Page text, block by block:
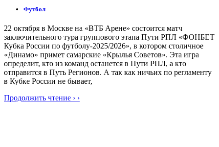
Футбол
22 октября в Москве на «ВТБ Арене» состоится матч
заключительного тура группового этапа Пути РПЛ «ФОНБЕТ
Кубка России по футболу-2025/2026», в котором столичное
«Динамо» примет самарские «Крылья Советов». Эта игра
определит, кто из команд останется в Пути РПЛ, а кто
отправится в Путь Регионов. А так как ничьих по регламенту
в Кубке России не бывает,
Продолжить чтение › ›